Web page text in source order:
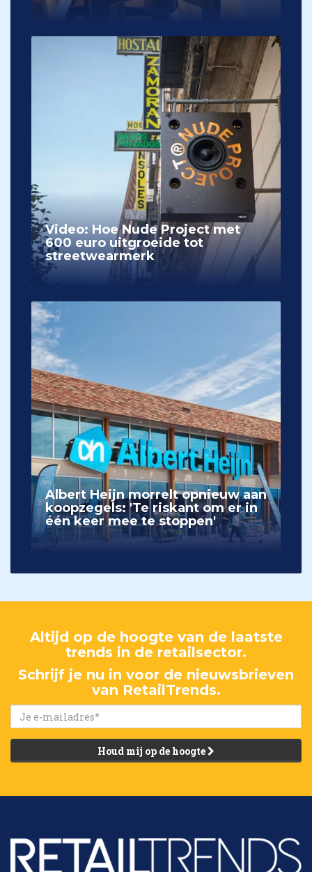
Video: Hoe Nude Project met
600 euro uitgroeide tot
streetwearmerk
Albert Heijn morrelt opnieuw aan
koopzegels: 'Te riskant om er in
één keer mee te stoppen'
Altijd op de hoogte van de laatste
trends in de retailsector.
Schrijf je nu in voor de nieuwsbrieven
van RetailTrends.
Houd mij op de hoogte